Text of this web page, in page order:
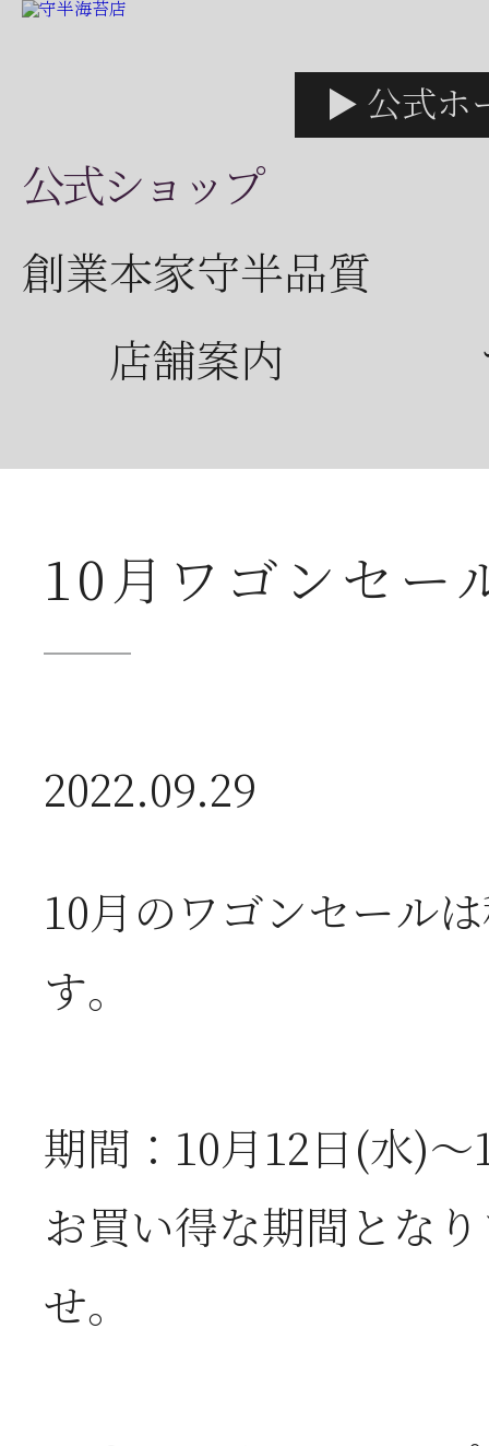
公式ショップ
▶ 公式ホ
創業本家守半品質
店舗案内
2026年07月23日
2026年07月01日
10月ワゴンセー
2022.09.29
10月のワゴンセール
す。
期間：10月12日(水)
お買い得な期間とな
せ。